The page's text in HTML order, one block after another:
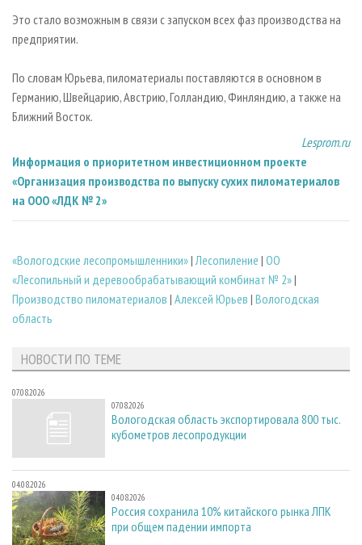
ЦБП
ИНСТРУМЕНТ И МАТЕРИАЛЫ
ГАЗЕТА ЛЕСПРОМФОРУМ
БИБЛИОТЕКА СПЕЦИАЛИСТА
Это стало возможным в связи с запуском всех фаз производства на
предприятии.
По словам Юрьева, пиломатериалы поставляются в основном в
Германию, Швейцарию, Австрию, Голландию, Финляндию, а также на
Ближний Восток.
Lesprom.ru
Информация о приоритетном инвестиционном проекте
«Организация производства по выпуску сухих пиломатериалов
на ООО «ЛДК № 2»
«Вологодские лесопромышленники»|Лесопиление | ОО
«Лесопильный и деревообрабатывающий комбинат № 2»|
Производство пиломатериалов | Алексей Юрьев | Вологодская
область
НОВОСТИ ПО ТЕМЕ
07.08.2026
07.08.2026
Вологодская область экспортировала 800 тыс.
кубометров лесопродукции
04.08.2026
04.08.2026
Россия сохранила 10% китайского рынка ЛПК
при общем падении импорта